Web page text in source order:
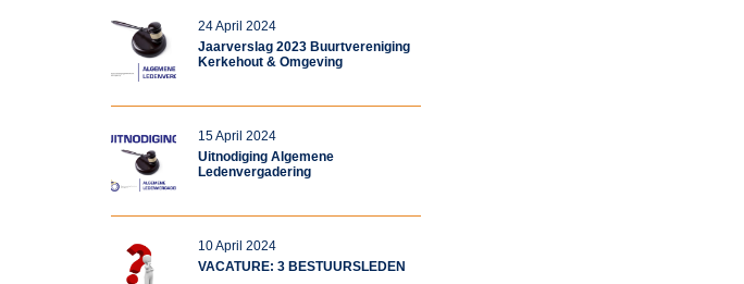
24 April 2024
Jaarverslag 2023 Buurtvereniging
Kerkehout & Omgeving
15 April 2024
Uitnodiging Algemene
Ledenvergadering
10 April 2024
VACATURE: 3 BESTUURSLEDEN